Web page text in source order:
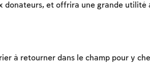
donateurs, et offrira une grande utilité
à retourner dans le champ pour y